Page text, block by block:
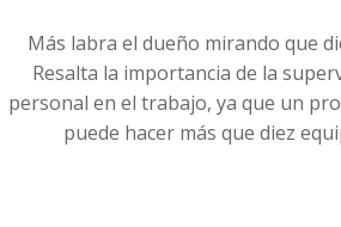
Más labra el dueño mirando que
Resalta la importancia de la
personal en el trabajo, ya que un
puede hacer más que diez